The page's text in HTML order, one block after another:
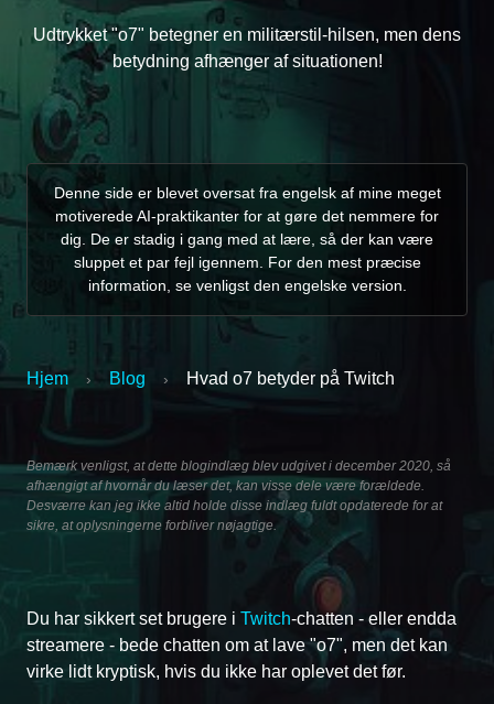
Udtrykket "o7" betegner en militærstil-hilsen, men dens
betydning afhænger af situationen!
Denne side er blevet oversat fra engelsk af mine meget
motiverede AI-praktikanter for at gøre det nemmere for
dig. De er stadig i gang med at lære, så der kan være
sluppet et par fejl igennem. For den mest præcise
information, se venligst den engelske version.
Hjem › Blog › Hvad o7 betyder på Twitch
Bemærk venligst, at dette blogindlæg blev udgivet i december 2020, så
afhængigt af hvornår du læser det, kan visse dele være forældede.
Desværre kan jeg ikke altid holde disse indlæg fuldt opdaterede for at
sikre, at oplysningerne forbliver nøjagtige.
Du har sikkert set brugere i Twitch-chatten - eller endda
streamere - bede chatten om at lave "o7", men det kan
virke lidt kryptisk, hvis du ikke har oplevet det før.